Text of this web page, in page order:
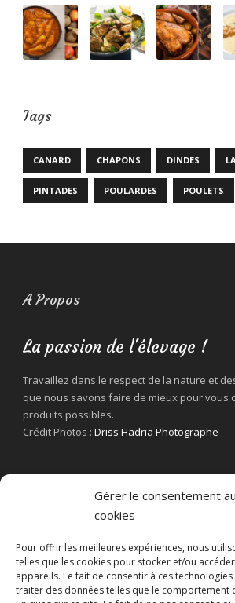
Gérer le consentement
cookies
Pour offrir les meilleures expériences, nous
telles que les cookies pour stocker et/ou
appareils. Le fait de consentir à ces
traiter des données telles que le comportement
Tags
CANARD CHAPONS DINDES
PINTADES POULARDES POULETS
A Propos
La passion de l'élevage !
Travaillez dans le respect de la nature et
que nous savons faire de mieux pour vous
produits possibles.
Crédit Photos : Driss Hadria Photographe